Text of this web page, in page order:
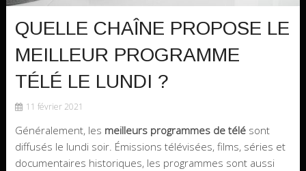
QUELLE CHAÎNE PROPOSE LE
MEILLEUR PROGRAMME
TÉLÉ LE LUNDI ?
11 février 2021
Généralement, les meilleurs programmes de télésont
diffusés le lundi soir. Émissions télévisées, films, séries et
documentaires historiques, les programmes sont aussi